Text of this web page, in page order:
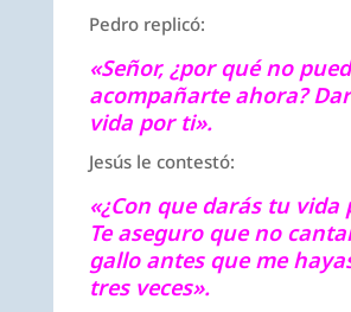
Pedro replicó:
«Señor, ¿por qué no
acompañarte ahora?
vida por ti».
Jesús le contestó:
«¿Con que darás tu vida
Te aseguro que no
gallo antes que me
tres veces».